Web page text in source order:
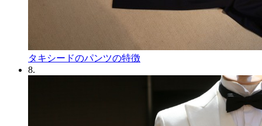
タキシードのパンツの特徴
8.